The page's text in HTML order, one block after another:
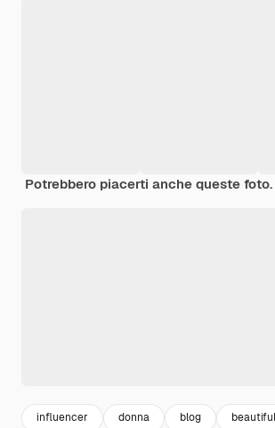
Potrebbero piacerti anche queste foto.
influencer donna blog